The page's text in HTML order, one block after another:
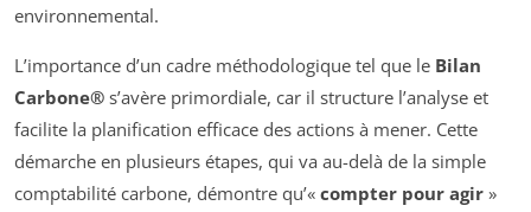
environnemental.
L’importance d’un cadre méthodologique tel que le Bilan
Carbone® s’avère primordiale, car il structure l’analyse et
facilite la planification efficace des actions à mener. Cette
démarche en plusieurs étapes, qui va au-delà de la simple
comptabilité carbone, démontre qu’« compter pour agir »